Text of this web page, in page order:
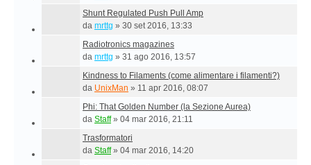
Shunt Regulated Push Pull Amp
da mrttg » 30 set 2016, 13:33
Radiotronics magazines
da mrttg » 31 ago 2016, 13:57
Kindness to Filaments (come alimentare i filamenti?)
da UnixMan » 11 apr 2016, 08:07
Phi: That Golden Number (la Sezione Aurea)
da Staff» 04 mar 2016, 21:11
Trasformatori
da Staff» 04 mar 2016, 14:20